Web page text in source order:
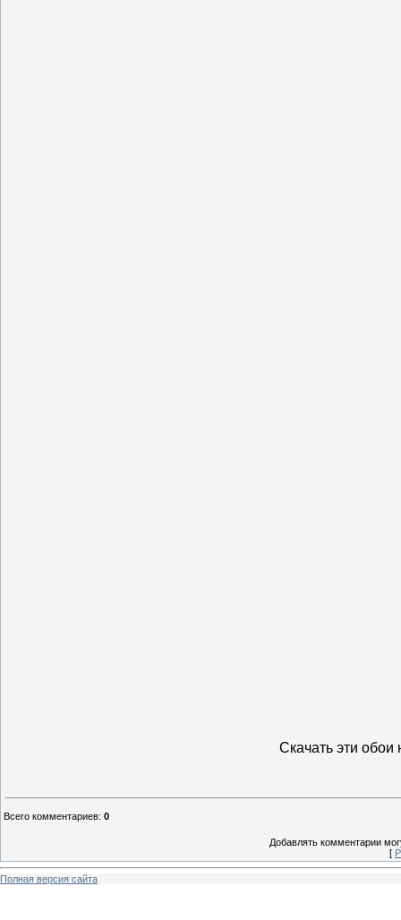
Скачать эти
Всего комментариев: 0
Добавлять комментарии
[
Полная версия сайта